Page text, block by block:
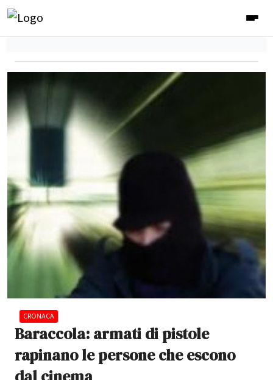
CRONACA
Baraccola: armati di pistole
rapinano le persone che escono